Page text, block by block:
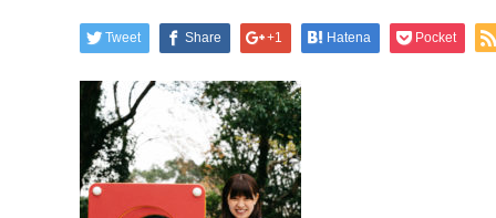
Tweet Share +1 Hatena Pocket